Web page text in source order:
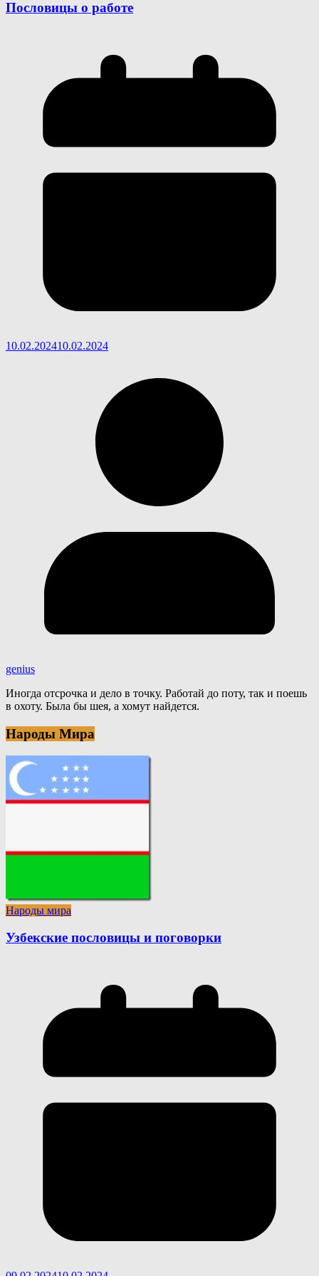
Пословицы о работе
10.02.202410.02.2024
genius
Иногда отсрочка и дело в точку. Работай до поту, так и поешь
в охоту. Была бы шея, а хомут найдется.
Народы Мира
Народы мира
Узбекские пословицы и поговорки